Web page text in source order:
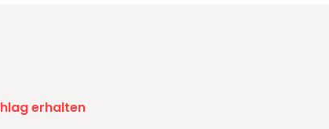
erhalten